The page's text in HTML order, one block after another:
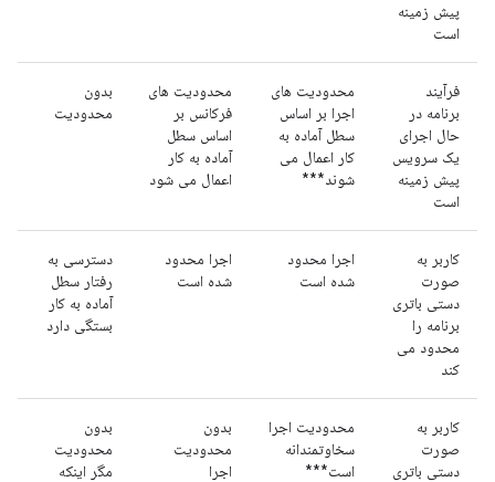
پیش زمینه
است
فرآیند
برنامه در
حال اجرای
یک سرویس
پیش زمینه
است
محدودیت های
اجرا بر اساس
سطل آماده به
کار اعمال می
شوند***
محدودیت های
فرکانس بر
اساس سطل
آماده به کار
اعمال می شود
بدون
محدودیت
کاربر به
صورت
دستی باتری
برنامه را
محدود می
کند
اجرا محدود
شده است
اجرا محدود
شده است
دسترسی به
رفتار سطل
آماده به کار
بستگی دارد
کاربر به
صورت
دستی باتری
محدودیت اجرا
سخاوتمندانه
است***
بدون
محدودیت
اجرا
بدون
محدودیت
مگر اینکه